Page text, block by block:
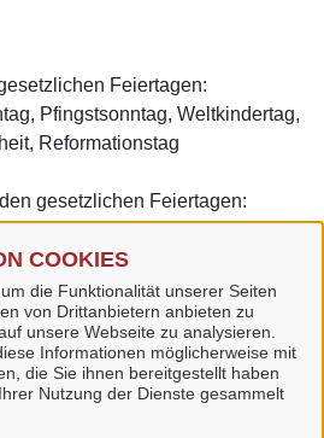
COOKIES
die Funktionalität unserer Seiten
von Drittanbietern anbieten zu
unsere Webseite zu analysieren.
Informationen möglicherweise mit
die Sie ihnen bereitgestellt haben
Nutzung der Dienste gesammelt
Feiertagen:
Pfingstsonntag, Weltkindertag,
Reformationstag
gesetzlichen Feiertagen:
1. Mai, Pfingstmontag,
zweiter Weihnachtsfeiertag,